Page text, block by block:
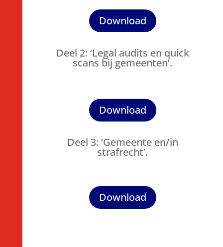
Download
Deel 2: ‘Legal audits en quick
scans bij gemeenten’.
Download
Deel 3: ‘Gemeente en/in
strafrecht’.
Download